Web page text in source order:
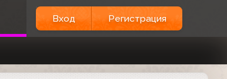
Вход Регистрация